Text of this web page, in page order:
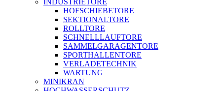
INDUSTRIETORE
HOFSCHIEBETORE
SEKTIONALTORE
ROLLTORE
SCHNELLLAUFTORE
SAMMELGARAGENTORE
SPORTHALLENTORE
VERLADETECHNIK
WARTUNG
MINIKRAN